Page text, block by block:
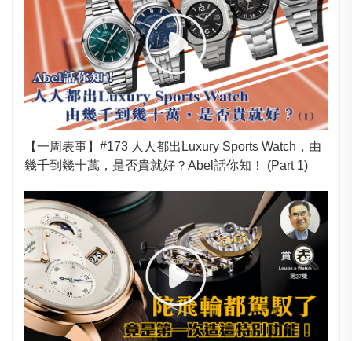
【一周表事】#173 人人都出Luxury Sports Watch，由
幾千到幾十萬，是否貴就好？Abel話你知！ (Part 1)